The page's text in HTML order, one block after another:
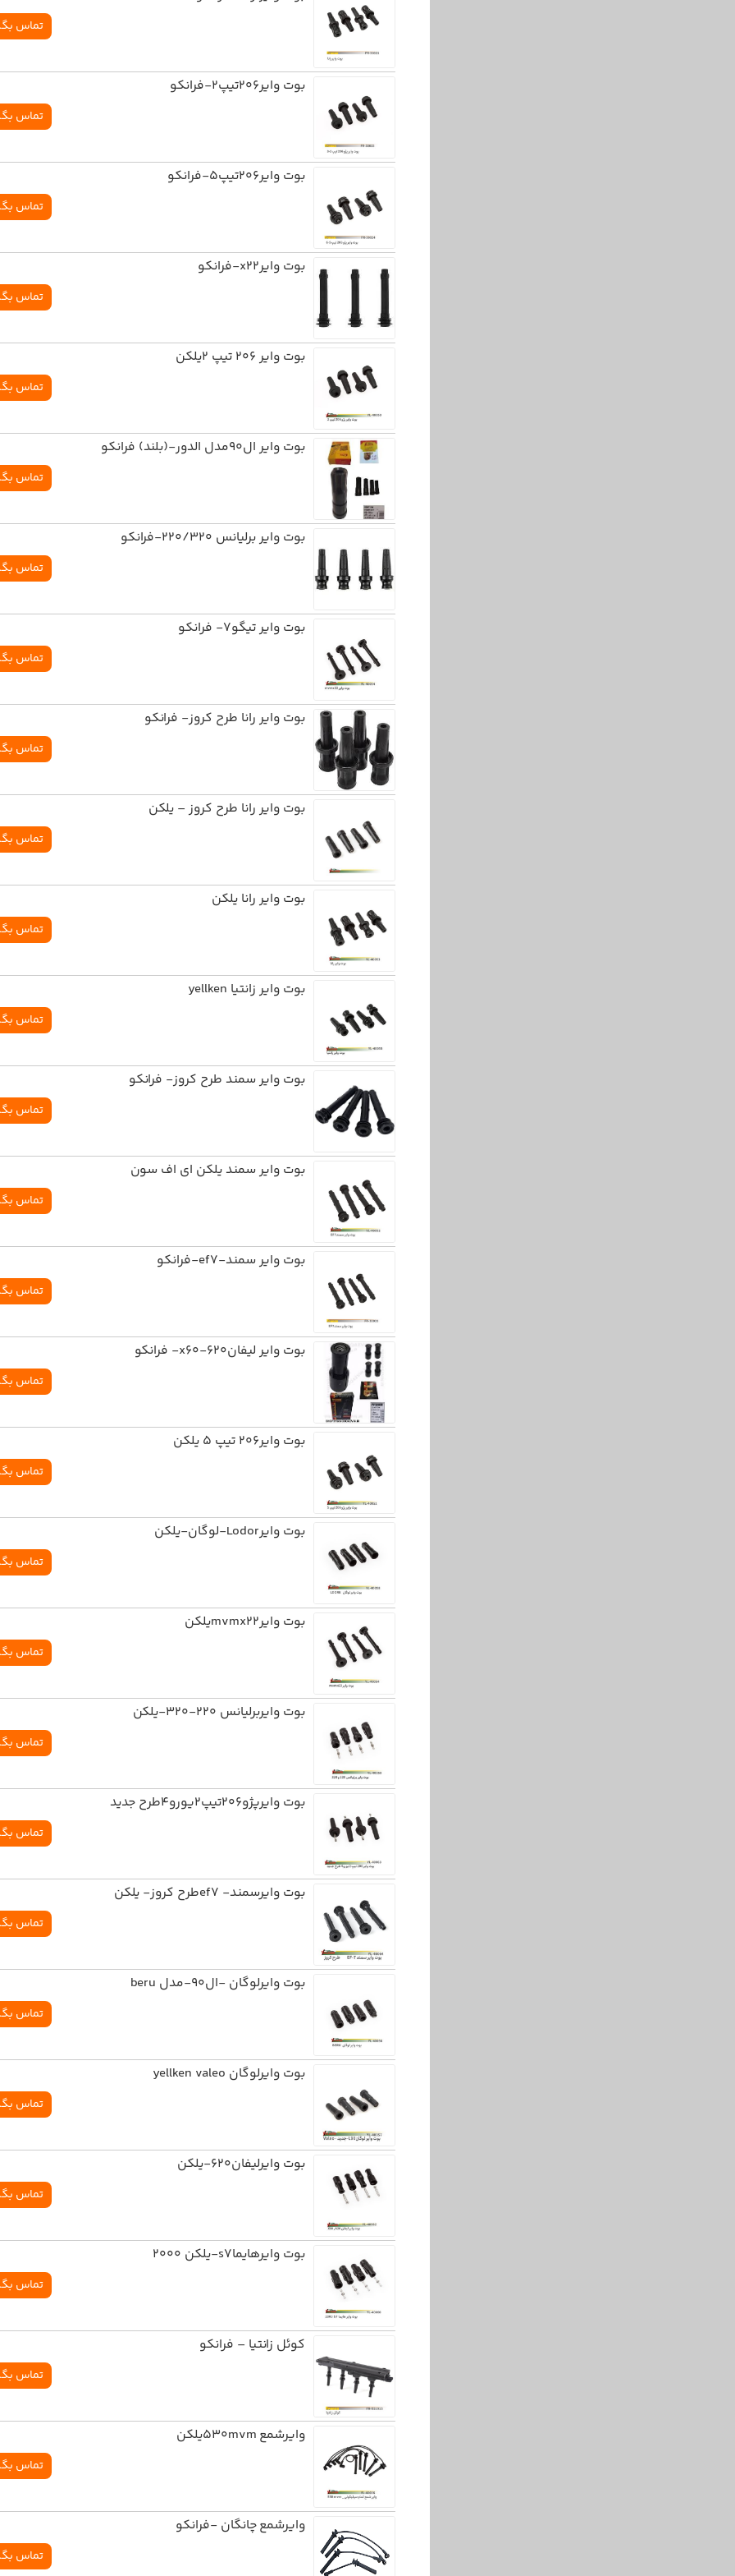
تماس
بوت واير206تيپ2-فرانکو
تماس
بوت واير206تيپ5-فرانکو
تماس
بوت وايرx22-فرانکو
تماس
بوت وایر 206 تیپ 2یلکن
تماس
بوت وایر ال90مدل الدور-(بلند) فرانکو
تماس
بوت وایر برلیانس 220/320-فرانکو
تماس
بوت وایر تیگو7- فرانکو
تماس
بوت وایر رانا طرح کروز- فرانکو
تماس
بوت وایر رانا طرح کروز – یلکن
تماس
بوت وایر رانا یلکن
تماس
بوت وایر زانتیا yellken
تماس
بوت وایر سمند طرح کروز- فرانکو
تماس
بوت وایر سمند یلکن ای اف سون
تماس
بوت وایر سمند-ef7-فرانکو
تماس
بوت وایر لیفان620-x60- فرانکو
تماس
بوت وایر206 تیپ 5 یلکن
تماس
بوت وایرLodor-لوگان-یلکن
تماس
بوت وایرmvmx22یلکن
تماس
بوت وایربرلیانس 220-320-یلکن
تماس
بوت وایرپژو206تیپ2یورو4طرح جدید
تماس
بوت وایرسمند- ef7طرح کروز- یلکن
تماس
بوت وایرلوگان -ال90-مدل beru
تماس
بوت وایرلوگان yellken valeo
تماس
بوت وایرلیفان620-یلکن
تماس
بوت وایرهایماs7-یلکن 2000
تماس
کوئل زانتیا – فرانکو
تماس
وايرشمع 530mvmيلکن
تماس
وايرشمع چانگان -فرانکو
تماس